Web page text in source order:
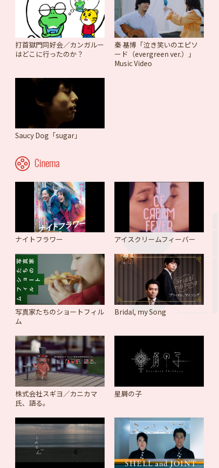
打首獄門同好会／カンガルー
はどこに行ったのか？
秦 基博「泣き笑いのエピソ
ード（evergreen ver.）」
Music Video
Saucy Dog「sugar」
Cinema
ナイトフラワー アイスクリームフィーバー
写真家たちのショートフィル
ム
Bridal, my Song
株式会社スギヨ／カニカマ
氏、語る。
星屑の子